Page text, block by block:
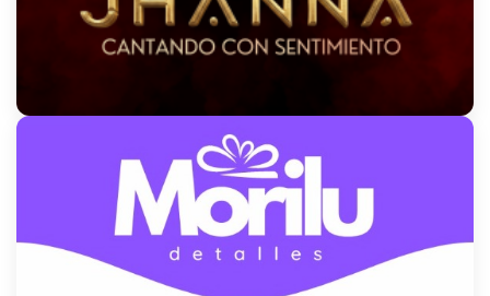
Frecuencia Vallenata